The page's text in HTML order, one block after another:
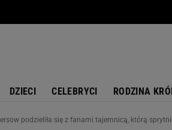
DZIECI CELEBRYCI RODZINA
podzieliła się z fanami tajemnicą, którą